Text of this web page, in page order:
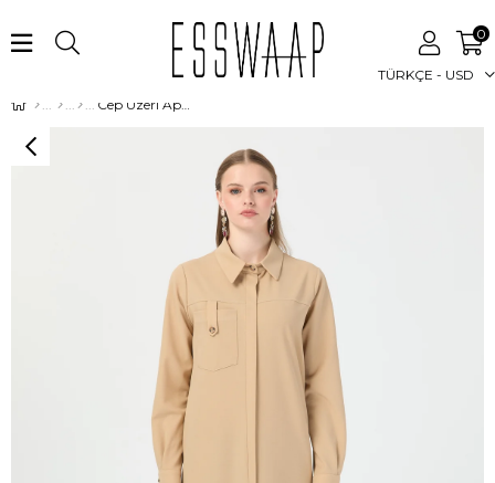
TÜRKÇE - USD
0
Cep Üzeri Apolet Detaylı Kurtarıcı Uzun Tunik Taş